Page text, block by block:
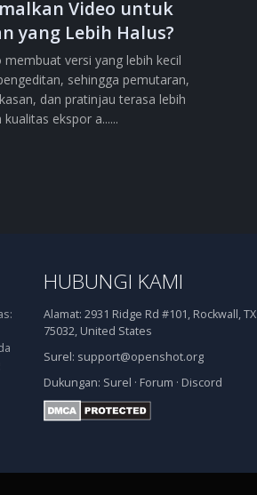
Video untuk
yang Lebih Halus?
versi yang lebih kecil
sehingga pemutaran,
dan pratinjau terasa lebih
ekspor a......
HUBUNGI KAMI
Alamat: 2931 Ridge Rd #101, Rockwall, TX
75032, United States
Surel: support@openshot.org
Dukungan: Surel · Forum · Discord